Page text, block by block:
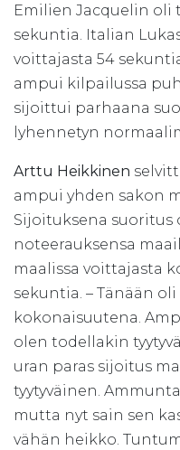
Emilien Jacquelin oli
sekuntia. Italian
voittajasta 54
ampui kilpailussa
sijoittui parhaana
lyhennetyn
Arttu Heikkinen
ampui yhden sakon
Sijoituksena suoritus
noteerauksensa
maalissa voittajasta
sekuntia. – Tänään
kokonaisuutena.
olen todellakin
uran paras sijoitus
tyytyväinen.
mutta nyt sain sen
vähän heikko.